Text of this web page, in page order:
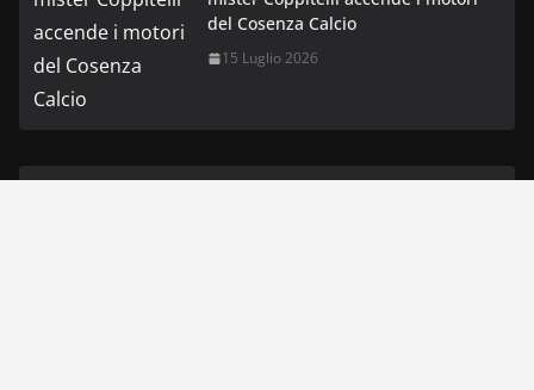
del Cosenza Calcio
15 Luglio 2026